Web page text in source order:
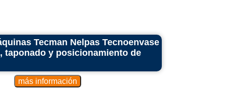
Tecman Nelpas Tecnoenvase
taponado y posicionamiento de